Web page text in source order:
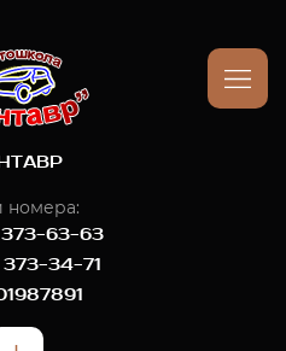
63-63
34-71